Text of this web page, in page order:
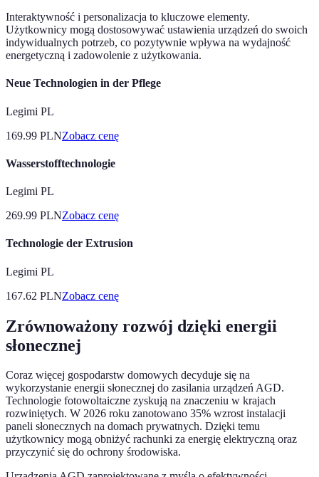
Interaktywność i personalizacja to kluczowe elementy.
Użytkownicy mogą dostosowywać ustawienia urządzeń do swoich
indywidualnych potrzeb, co pozytywnie wpływa na wydajność
energetyczną i zadowolenie z użytkowania.
Neue Technologien in der Pflege
Legimi PL
169.99 PLNZobacz cenę
Wasserstofftechnologie
Legimi PL
269.99 PLNZobacz cenę
Technologie der Extrusion
Legimi PL
167.62 PLNZobacz cenę
Zrównoważony rozwój dzięki energii
słonecznej
Coraz więcej gospodarstw domowych decyduje się na
wykorzystanie energii słonecznej do zasilania urządzeń AGD.
Technologie fotowoltaiczne zyskują na znaczeniu w krajach
rozwiniętych. W 2026 roku zanotowano 35% wzrost instalacji
paneli słonecznych na domach prywatnych. Dzięki temu
użytkownicy mogą obniżyć rachunki za energię elektryczną oraz
przyczynić się do ochrony środowiska.